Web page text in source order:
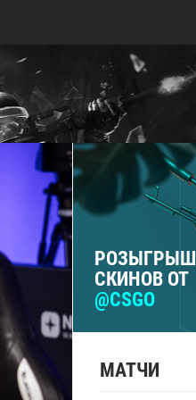
РОЗЫГРЫШ
СКИНОВ ОТ
@CSGO
МАТЧИ